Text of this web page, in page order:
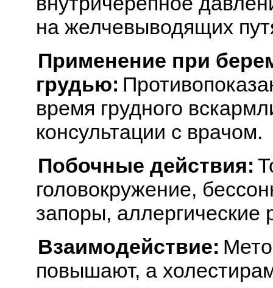
на желчевыводящих
Применение при
грудью:
время грудного
консультации с врачом.
Побочные действия:
головокружение,
запоры,
Взаимодействие:
повышают, а